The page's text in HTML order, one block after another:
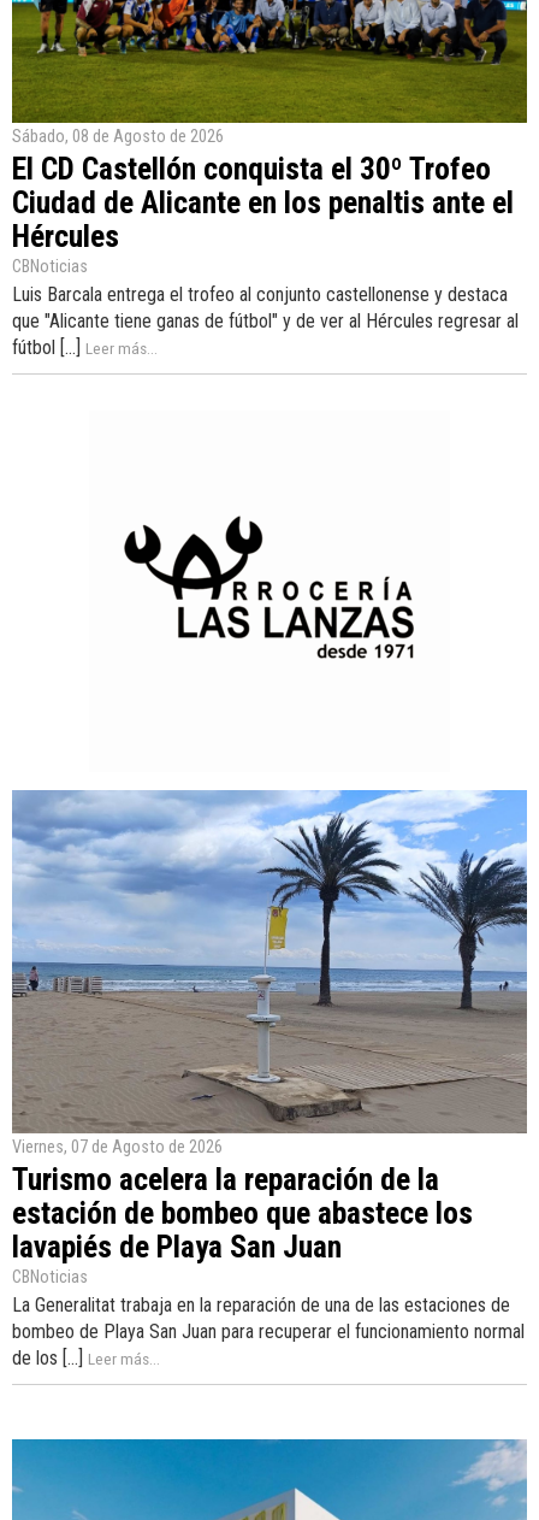
Sábado, 08 de Agosto de 2026
El CD Castellón conquista el 30º Trofeo
Ciudad de Alicante en los penaltis ante el
Hércules
CBNoticias
Luis Barcala entrega el trofeo al conjunto castellonense y destaca
que "Alicante tiene ganas de fútbol" y de ver al Hércules regresar al
fútbol [...] Leer más...
Viernes, 07 de Agosto de 2026
Turismo acelera la reparación de la
estación de bombeo que abastece los
lavapiés de Playa San Juan
CBNoticias
La Generalitat trabaja en la reparación de una de las estaciones de
bombeo de Playa San Juan para recuperar el funcionamiento normal
de los [...]
Leer más...